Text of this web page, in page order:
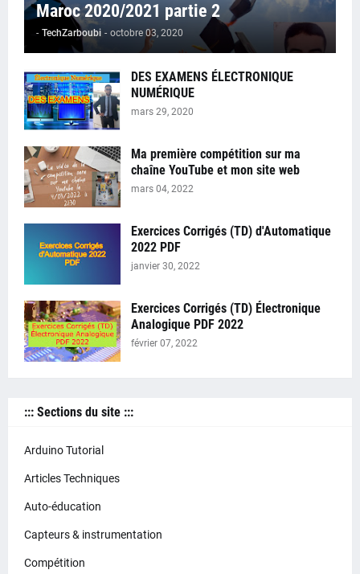
Maroc 2020/2021 partie 2
- TechZarboubi - octobre 03, 2020
DES EXAMENS ÉLECTRONIQUE
NUMÉRIQUE
mars 29, 2020
Ma première compétition sur ma
chaîne YouTube et mon site web
mars 04, 2022
Exercices Corrigés (TD) d'Automatique
2022 PDF
janvier 30, 2022
Exercices Corrigés (TD) Électronique
Analogique PDF 2022
février 07, 2022
::: Sections du site :::
Arduino Tutorial
Articles Techniques
Auto-éducation
Capteurs & instrumentation
Compétition